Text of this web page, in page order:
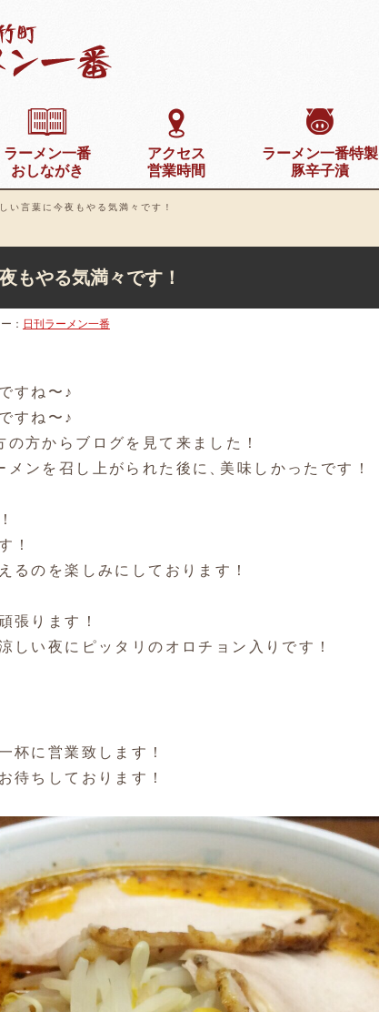
ラーメン一番
おしながき
アクセス
営業時間
ラーメン一番特製
豚辛子漬
い言葉に今夜もやる気満々です！
もやる気満々です！
： 日刊ラーメン一番
すね〜♪
すね〜♪
の方からブログを見て来ました！
メンを召し上がられた後に 、美味しかったです！
！
るのを楽しみにしております！
張ります！
しい夜にピッタリのオロチョン入りです！
杯に営業致します！
待ちしております！